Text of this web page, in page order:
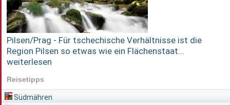
Pilsen/Prag - Für tschechische Verhältnisse ist die
Region Pilsen so etwas wie ein Flächenstaat...
weiterlesen
Reisetipps
Südmähren